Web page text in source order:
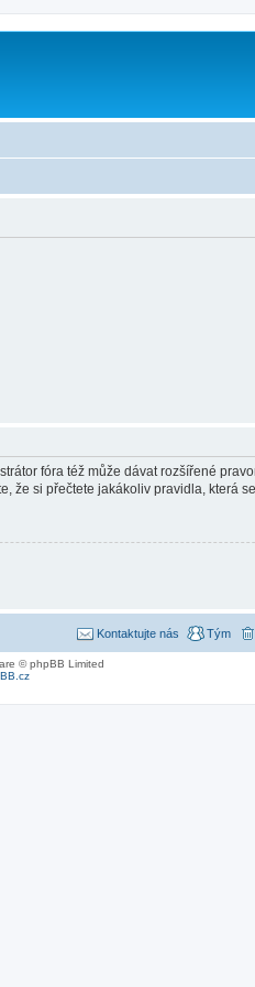
fóra též může dávat rozšířené
že si přečtete jakákoliv pravidla, která
Tým
Kontaktujte nás
© phpBB Limited